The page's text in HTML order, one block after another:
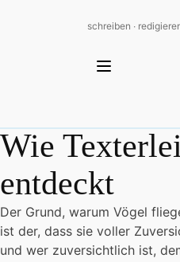
schreiben ∙
Wie
entdeckt
Der Grund, warum Vögel
ist der, dass sie voller
und wer zuversichtlich ist,